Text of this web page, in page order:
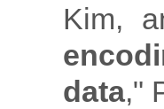
Kim,
data,"